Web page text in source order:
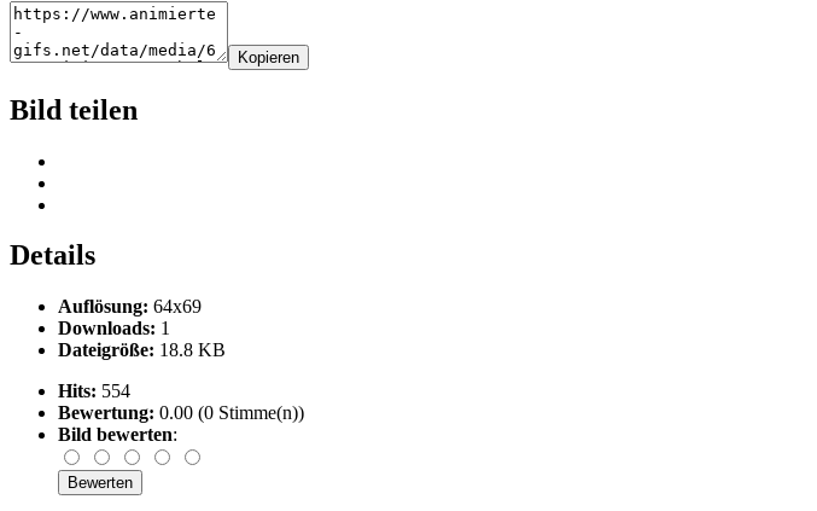
Kopieren
Bild teilen
Details
Auflösung: 64x69
Downloads: 1
Dateigröße: 18.8 KB
Hits: 554
Bewertung: 0.00 (0 Stimme(n))
Bild bewerten: